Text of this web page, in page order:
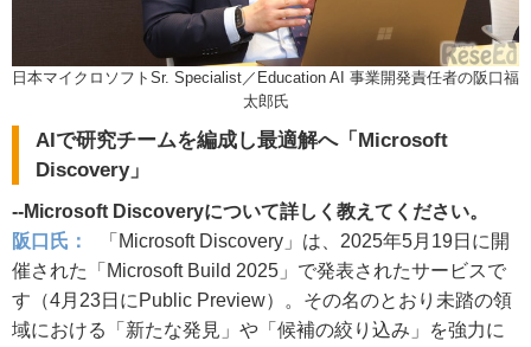
日本マイクロソフトSr. Specialist／Education AI 事業開発責任者の阪口福
太郎氏
AIで研究チームを編成し最適解へ「Microsoft
Discovery」
--Microsoft Discoveryについて詳しく教えてください。
阪口氏：
「Microsoft Discovery」は、2025年5月19日に開
催された「Microsoft Build 2025」で発表されたサービスで
す（4月23日にPublic Preview）。その名のとおり未踏の領
域における「新たな発見」や「候補の絞り込み」を強力に